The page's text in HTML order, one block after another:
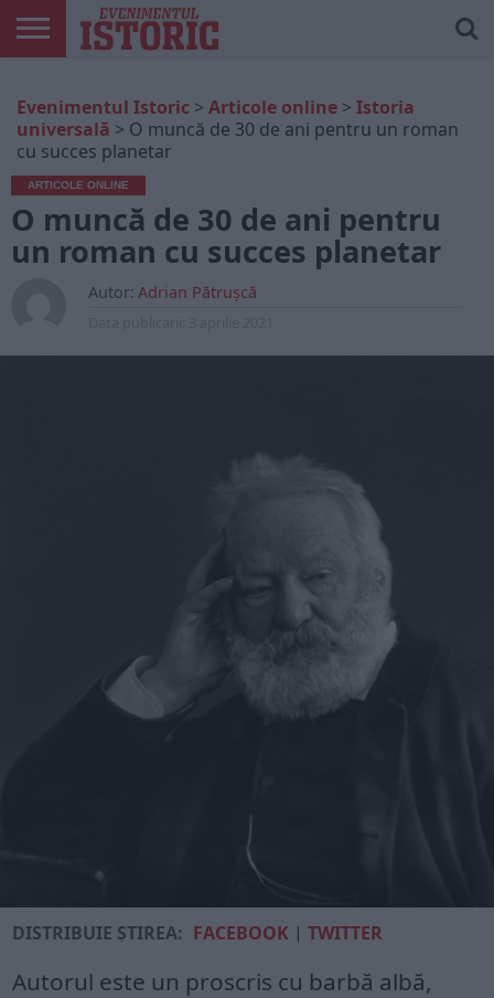
ONLINE
EDIȚII
TIPĂRITE
ISTORIC
PLAY
CONTUL
MEU
Evenimentul Istoric > Articole online > Istoria
universală > O muncă de 30 de ani pentru un roman
cu succes planetar
ARTICOLE ONLINE
O muncă de 30 de ani pentru
un roman cu succes planetar
Autor: Adrian Pătrușcă
DISTRIBUIE ȘTIREA: FACEBOOK |TWITTER
Autorul este un proscris cu barbă albă,